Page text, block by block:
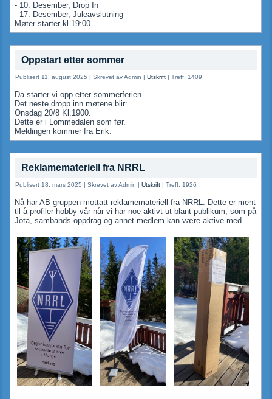
- 10. Desember, Drop In
- 17. Desember, Juleavslutning
Møter starter kl 19:00
Oppstart etter sommer
Publisert 11. august 2025 |Skrevet av Admin |Utskrift |Treff: 1409
Da starter vi opp etter sommerferien.
Det neste dropp inn møtene blir:
Onsdag 20/8 Kl.1900.
Dette er i Lommedalen som før.
Meldingen kommer fra Erik.
Reklamemateriell fra NRRL
Publisert 18. mars 2025 |Skrevet av Admin |Utskrift |Treff: 1926
Nå har AB-gruppen mottatt reklamemateriell fra NRRL. Dette er ment
til å profiler hobby vår når vi har noe aktivt ut blant publikum, som på
Jota, sambands oppdrag og annet medlem kan være aktive med.